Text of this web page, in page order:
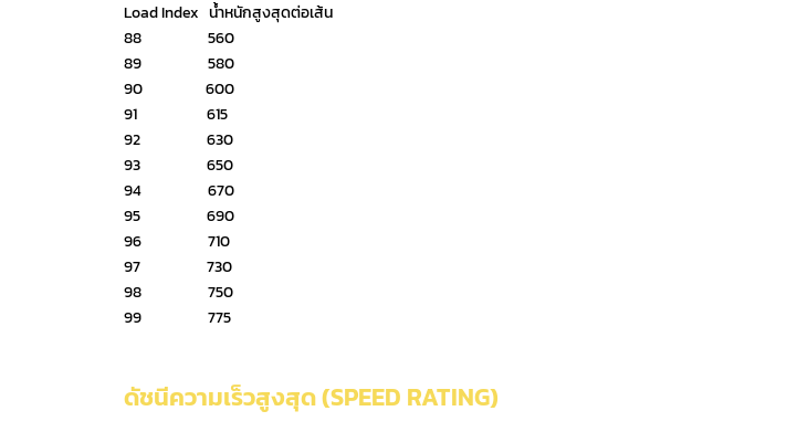
Load Index น้ำหนักสูงสุดต่อเส้น
88 560
89 580
90 600
91 615
92 630
93 650
94 670
95 690
96 710
97 730
98 750
99 775
ดัชนีความเร็วสูงสุด (SPEED RATING)